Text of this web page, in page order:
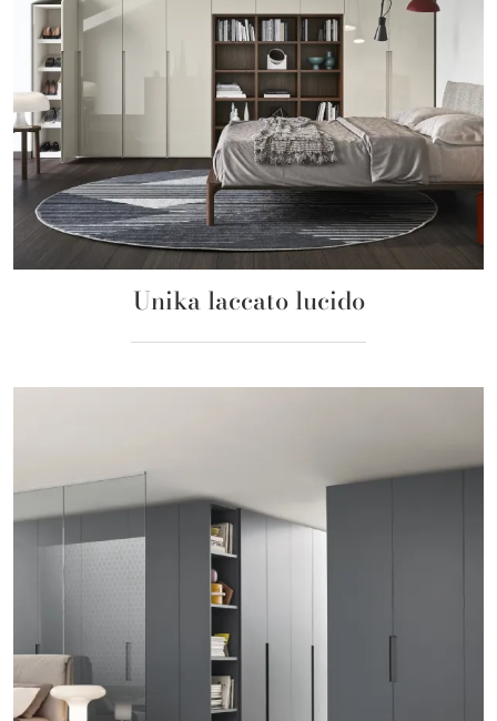
Unika laccato lucido